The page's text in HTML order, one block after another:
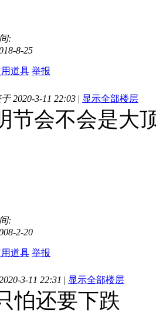
:
8-25
道具 举报
2020-3-11 22:03 | 显示全部楼层
节会不会是大
:
2-20
道具 举报
3-11 22:31 | 显示全部楼层
怕还要下跌